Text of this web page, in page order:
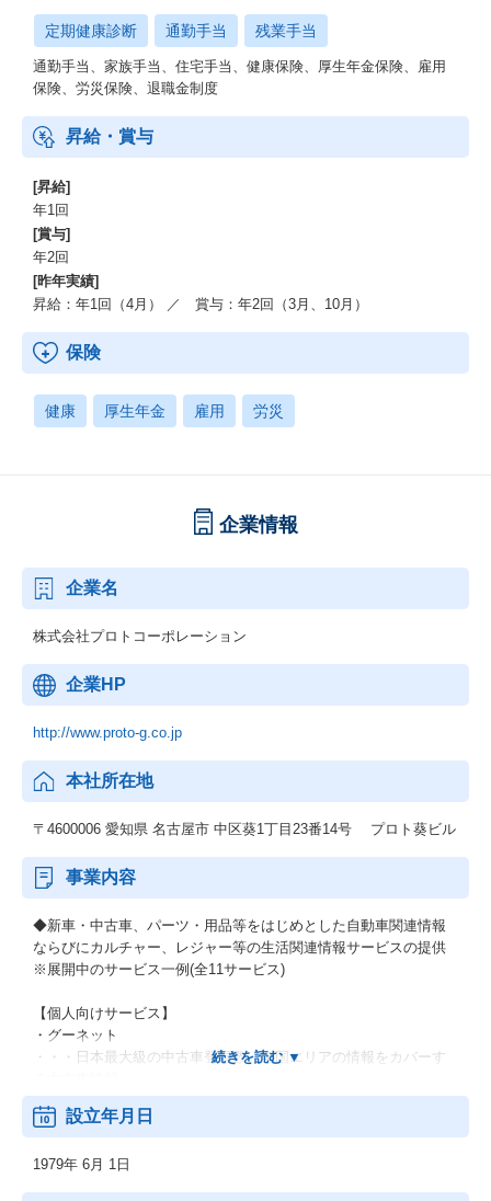
定期健康診断 通勤手当 残業手当
通勤手当、家族手当、住宅手当、健康保険、厚生年金保険、雇用
保険、労災保険、退職金制度
昇給・賞与
[昇給]
年1回
[賞与]
年2回
[昨年実績]
昇給：年1回（4月） ／ 賞与：年2回（3月、10月）
保険
健康 厚生年金 雇用 労災
企業情報
企業名
株式会社プロトコーポレーション
企業HP
http://www.proto-g.co.jp
本社所在地
〒4600006 愛知県 名古屋市 中区葵1丁目23番14号 プロト葵ビル
事業内容
◆新車・中古車、パーツ・用品等をはじめとした自動車関連情報
ならびにカルチャー、レジャー等の生活関連情報サービスの提供
※展開中のサービス一例(全11サービス)
【個人向けサービス】
・グーネット
・・・日本最大級の中古車登録数、全国エリアの情報をカバーす
・グーワールド
バイヤーズガイド。
設立年月日
1979年 6月 1日